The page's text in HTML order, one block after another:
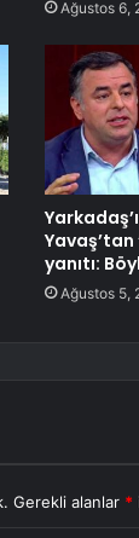
Ağustos 6,
Yavaş’tan
yanıtı:
Ağustos 5,
Gerekli alanlar *